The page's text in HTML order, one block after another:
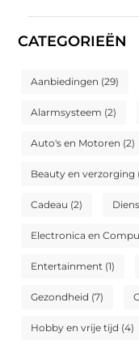
CATEGORIEËN
Aanbiedingen (29)
Alarmsysteem (2)
Auto's en Motoren (2)
Beauty en verzorging
Cadeau (2)
Electronica en
Entertainment (1)
Gezondheid (7)
Hobby en vrije tijd (4)